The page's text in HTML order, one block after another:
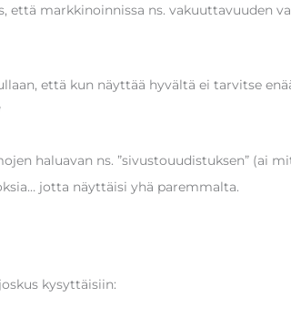
että markkinoinnissa ns. vakuuttavuuden
että kun näyttää hyvältä ei tarvitse
haluavan ns. ”sivustouudistuksen” (ai
jotta näyttäisi yhä paremmalta.
kysyttäisiin: